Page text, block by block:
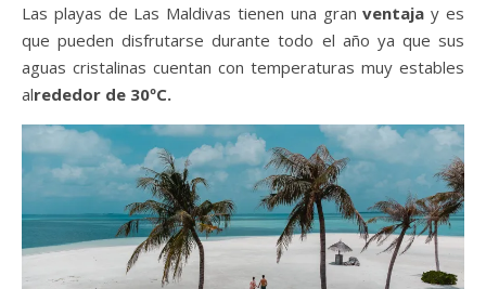
Las playas de Las Maldivas tienen una granventajay es
que pueden disfrutarse durante todo el año ya que sus
aguas cristalinas cuentan con temperaturas muy estables
alrededor de 30ºC.